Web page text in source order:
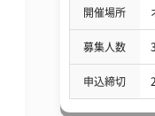
開催場所
募集人数
申込締切